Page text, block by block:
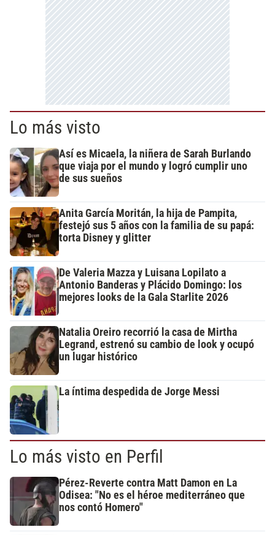
Lo más visto
Así es Micaela, la niñera de Sarah Burlando
que viaja por el mundo y logró cumplir uno
de sus sueños
Anita García Moritán, la hija de Pampita,
festejó sus 5 años con la familia de su papá:
torta Disney y glitter
De Valeria Mazza y Luisana Lopilato a
Antonio Banderas y Plácido Domingo: los
mejores looks de la Gala Starlite 2026
Natalia Oreiro recorrió la casa de Mirtha
Legrand, estrenó su cambio de look y ocupó
un lugar histórico
La íntima despedida de Jorge Messi
Lo más visto en Perfil
Pérez-Reverte contra Matt Damon en La
Odisea: "No es el héroe mediterráneo que
nos contó Homero"